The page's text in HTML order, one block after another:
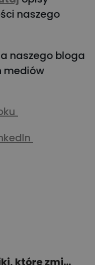
naszego
naszego bloga
mediów
które zmi...